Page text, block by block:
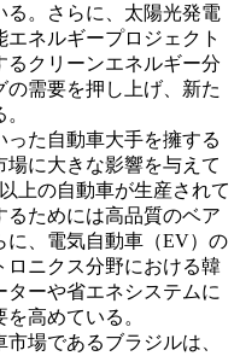
る。さらに、太陽光発電
ネルギープロジェクト
クリーンエネルギー分
需要を押し上げ、新た
った自動車大手を擁する
に大きな影響を与えて
上の自動車が生産されて
るためには高品質のベア
に、電気自動車（EV）の
ロニクス分野における韓
ターや省エネシステムに
高めている。
場であるブラジルは、